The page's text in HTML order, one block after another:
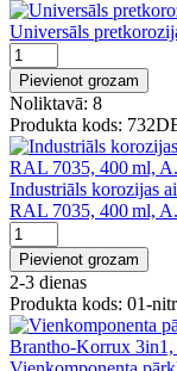
Universāls
Pievienot grozam
Noliktavā: 8
Produkta kods:
Industriāls korozijas
RAL 7035, 400 ml,
Pievienot grozam
2-3 dienas
Produkta kods: 01-